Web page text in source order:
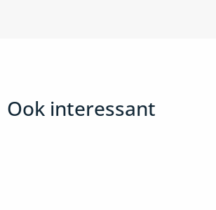
Ook interessant